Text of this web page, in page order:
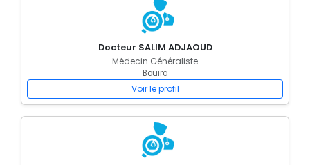
Docteur SALIM ADJAOUD
Médecin Généraliste
Bouira
Voir le profil